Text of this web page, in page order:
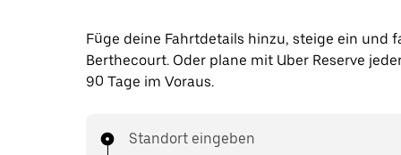
Füge deine Fahrtdetails hinzu, steige ein und
Berthecourt. Oder plane mit Uber Reserve
90 Tage im Voraus.
Standort eingeben